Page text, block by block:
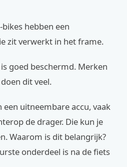
hebben een
zit verwerkt in het frame.
goed beschermd. Merken
dit veel.
uitneembare accu, vaak
de drager. Die kun je
Waarom is dit belangrijk?
onderdeel is na de fiets